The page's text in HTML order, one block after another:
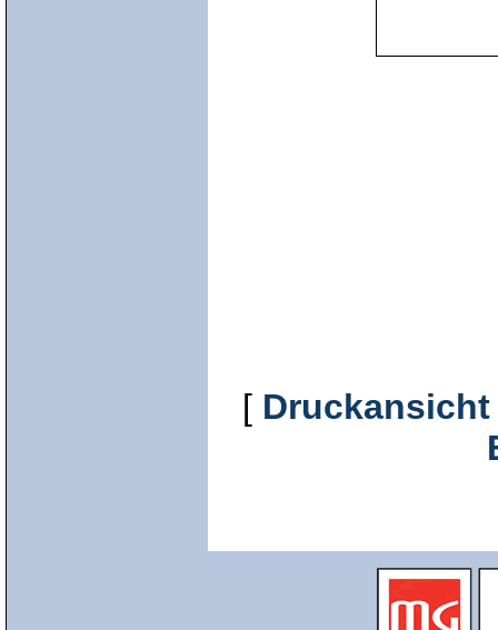
[ Druckansicht